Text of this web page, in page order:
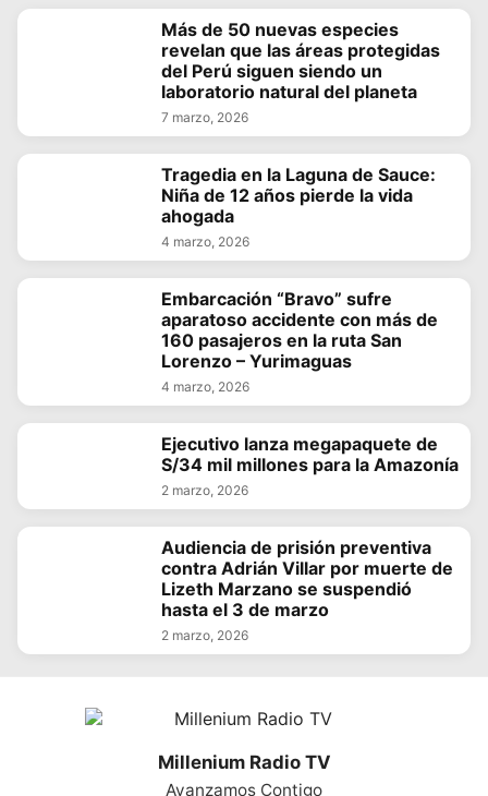
Más de 50 nuevas especies
revelan que las áreas protegidas
del Perú siguen siendo un
laboratorio natural del planeta
7 marzo, 2026
Tragedia en la Laguna de Sauce:
Niña de 12 años pierde la vida
ahogada
4 marzo, 2026
Embarcación “Bravo” sufre
aparatoso accidente con más de
160 pasajeros en la ruta San
Lorenzo – Yurimaguas
4 marzo, 2026
Ejecutivo lanza megapaquete de
S/34 mil millones para la Amazonía
2 marzo, 2026
Audiencia de prisión preventiva
contra Adrián Villar por muerte de
Lizeth Marzano se suspendió
hasta el 3 de marzo
2 marzo, 2026
Millenium Radio TV
Avanzamos Contigo